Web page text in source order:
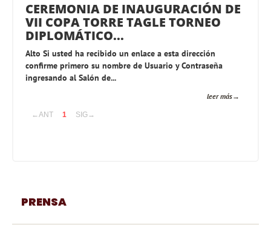
CEREMONIA DE INAUGURACIÓN DE
VII COPA TORRE TAGLE TORNEO
DIPLOMÁTICO...
Alto Si usted ha recibido un enlace a esta dirección
confirme primero su nombre de Usuario y Contraseña
ingresando al Salón de...
leer más
←ANT 1 SIG→
PRENSA